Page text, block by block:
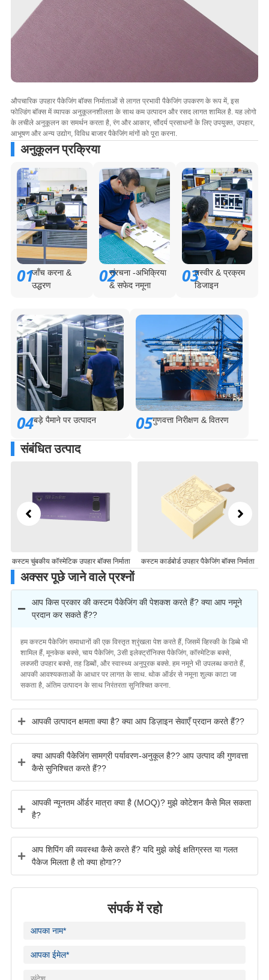
औपचारिक उपहार पैकेजिंग बॉक्स निर्माताओं से लागत प्रभावी पैकेजिंग उपकरण के रूप में, इस
फोल्डिंग बॉक्स में व्यापक अनुकूलनशीलता के साथ कम उत्पादन और रसद लागत शामिल है. यह लोगो
के लचीले अनुकूलन का समर्थन करता है, रंग और आकार, सौंदर्य प्रसाधनों के लिए उपयुक्त, उपहार,
आभूषण और अन्य उद्योग, विविध बाजार पैकेजिंग मांगों को पूरा करना.
अनुकूलन प्रक्रिया
01जाँच करना &
उद्धरण
02संरचना -अभिक्रिया
& सफेद नमूना
03तस्वीर & प्रक्रम
डिजाइन
04बड़े पैमाने पर उत्पादन 05गुणवत्ता निरीक्षण & वितरण
संबंधित उत्पाद
कस्टम चुंबकीय कॉस्मेटिक उपहार बॉक्स निर्माता कस्टम कार्डबोर्ड उपहार पैकेजिंग बॉक्स निर्माता
अक्सर पूछे जाने वाले प्रश्नों
आप किस प्रकार की कस्टम पैकेजिंग की पेशकश करते हैं? क्या आप नमूने
प्रदान कर सकते हैं??
हम कस्टम पैकेजिंग समाधानों की एक विस्तृत श्रृंखला पेश करते हैं, जिसमें व्हिस्की के डिब्बे भी
शामिल हैं, मूनकेक बक्से, चाय पैकेजिंग, 3सी इलेक्ट्रॉनिक्स पैकेजिंग, कॉस्मेटिक बक्से,
लक्जरी उपहार बक्से, तह डिब्बों, और स्वास्थ्य अनुपूरक बक्से. हम नमूने भी उपलब्ध कराते हैं,
आपकी आवश्यकताओं के आधार पर लागत के साथ. थोक ऑर्डर से नमूना शुल्क काटा जा
सकता है, अंतिम उत्पादन के साथ निरंतरता सुनिश्चित करना.
आपकी उत्पादन क्षमता क्या है? क्या आप डिज़ाइन सेवाएँ प्रदान करते हैं??
क्या आपकी पैकेजिंग सामग्री पर्यावरण-अनुकूल है?? आप उत्पाद की गुणवत्ता
कैसे सुनिश्चित करते हैं??
आपकी न्यूनतम ऑर्डर मात्रा क्या है (MOQ)? मुझे कोटेशन कैसे मिल सकता
है?
आप शिपिंग की व्यवस्था कैसे करते हैं? यदि मुझे कोई क्षतिग्रस्त या गलत
पैकेज मिलता है तो क्या होगा??
संपर्क में रहो